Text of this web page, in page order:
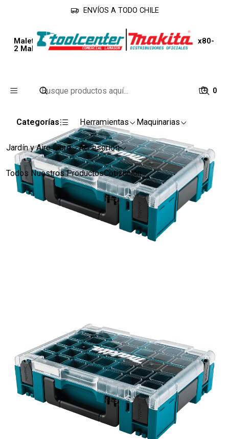
0
Categorías Herramientas Maquinarias
Jardín y Aire Libre Accesorios
Todos Nuestros ProductosCotización
ENVÍOS A TODO CHILE
Inicio Accesorios
Cajas de Herramientas
Maleta Macpak Organizador Con Caja Interna 191x80-
2 Makita